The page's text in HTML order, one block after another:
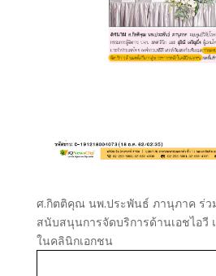
ศ.กิตติคุณ นพ.ประพันธ์ ภานุภาค ร่ว
สนับสนุนการจัดบริการด้านเอชไอวี
ในคลินิกเอกชน